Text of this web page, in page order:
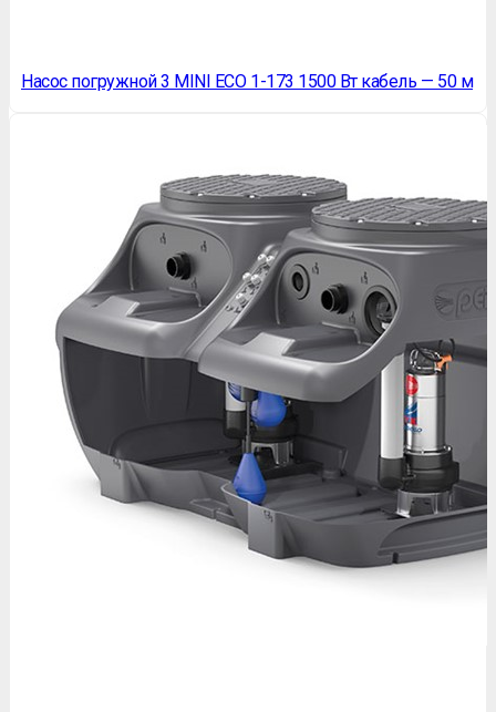
Насос погружной 3 MINI ECO 1-173 1500 Вт кабель — 50 м